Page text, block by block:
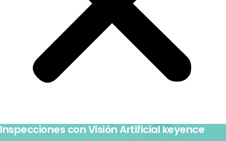
Inspecciones con Visión Artificial keyence